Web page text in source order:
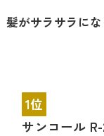
髪がサラサラに
1位
サンコール